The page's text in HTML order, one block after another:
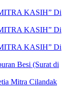
KASIH” Di
KASIH” Di
KASIH” Di
Besi (Surat di
Mitra Cilandak